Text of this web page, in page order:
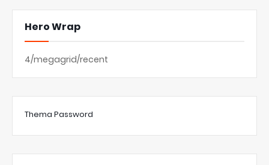
Hero Wrap
4/megagrid/recent
Thema Password